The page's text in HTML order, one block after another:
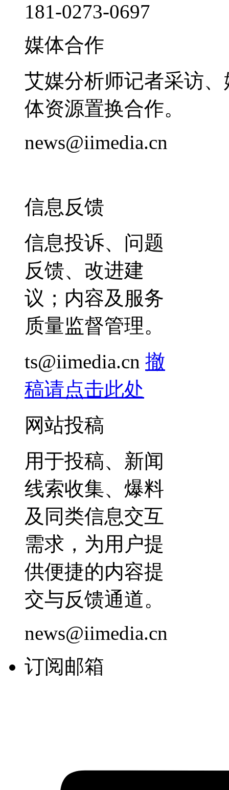
181-0273-0697
媒体合作
艾媒分析师记者采访
体资源置换合作。
news@iimedia.cn
信息反馈
信息投诉、问题
反馈、改进建
议；内容及服务
质量监督管理。
ts@iimedia.cn 撤
稿请点击此处
网站投稿
用于投稿、新闻
线索收集、爆料
及同类信息交互
需求，为用户提
供便捷的内容提
交与反馈通道。
news@iimedia.cn
订阅邮箱